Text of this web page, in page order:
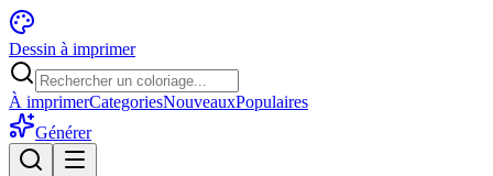
Dessin à imprimer
À imprimerCategoriesNouveauxPopulaires
Générer